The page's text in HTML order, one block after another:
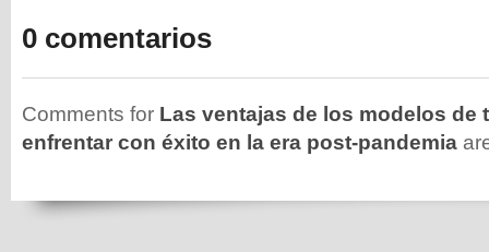
0 comentarios
Comments for Las ventajas de los modelos de
enfrentar con éxito en la era post-pandemia